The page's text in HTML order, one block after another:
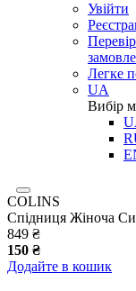
Увійти
Легке
UA
Вибір
COLINS
Спідниця Жіноча
849 ₴
150 ₴
Додайте в кошик